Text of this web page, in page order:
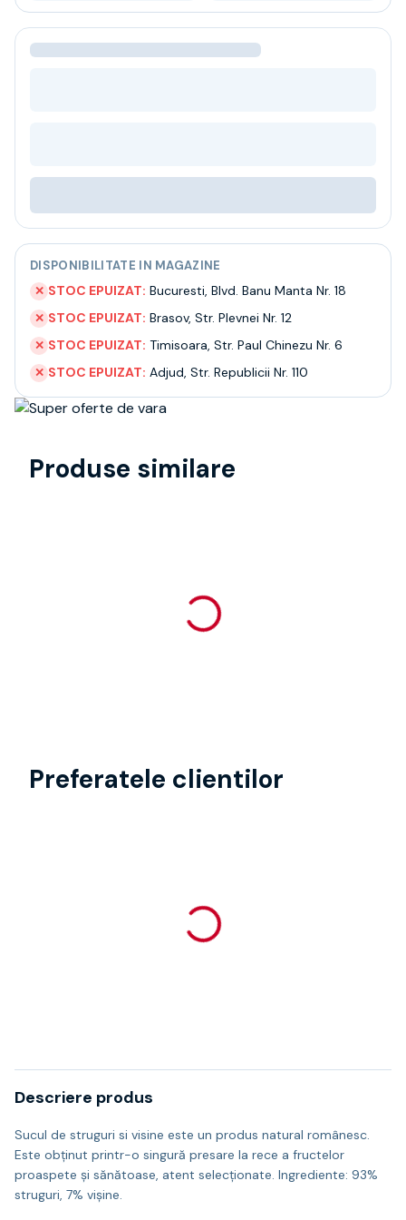
Ceai
Bacanie
Despre noi
Livrare
Termeni si conditii
Politica de confidentialitate
Intrebari frecvente
DISPONIBILITATE IN MAGAZINE
✕ STOC EPUIZAT: Bucuresti, Blvd. Banu Manta Nr. 18
✕ STOC EPUIZAT: Brasov, Str. Plevnei Nr. 12
✕ STOC EPUIZAT: Timisoara, Str. Paul Chinezu Nr. 6
✕ STOC EPUIZAT: Adjud, Str. Republicii Nr. 110
Produse similare
Preferatele clientilor
Descriere produs
Sucul de struguri si visine este un produs natural românesc.
Este obținut printr-o singură presare la rece a fructelor
proaspete și sănătoase, atent selecționate. Ingrediente: 93%
struguri, 7% vișine.